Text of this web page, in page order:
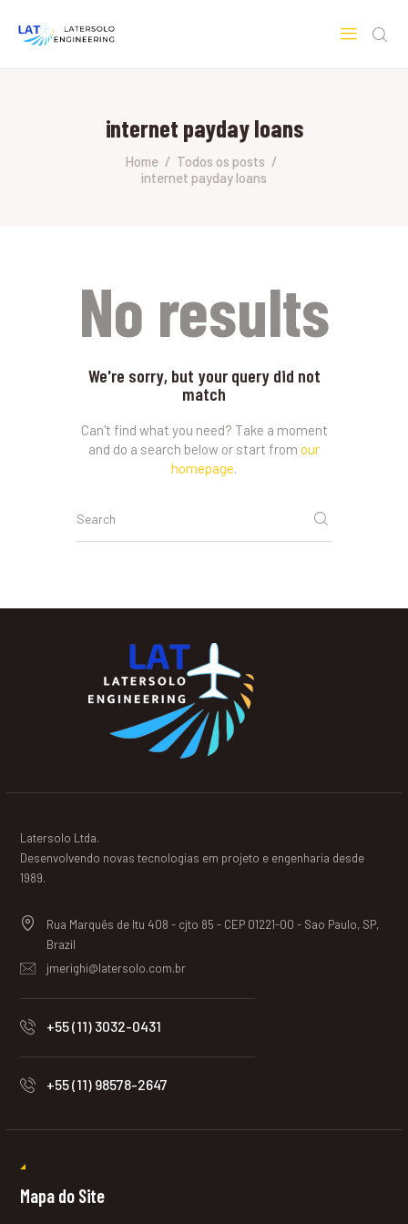
internet payday loans
Home
Todos os posts
internet payday loans
HOME
SOBRE A LATERSOLO
ENGINEERING
No results
We're sorry, but your query did not
match
Can't find what you need? Take a moment
and do a search below or start from our
homepage.
Latersolo Ltda.
Desenvolvendo novas tecnologias em projeto e engenharia desde
1989.
Rua Marquês de Itu 408 - cjto 85 - CEP 01221-00 - Sao Paulo, SP,
Brazil
jmerighi@latersolo.com.br
+55 (11) 3032-0431
+55 (11) 98578-2647
Mapa do Site